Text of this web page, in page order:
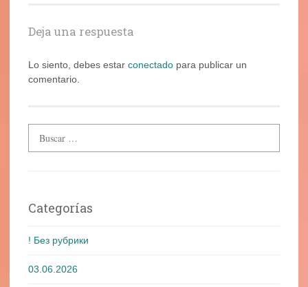
Deja una respuesta
Lo siento, debes estar conectado para publicar un
comentario.
Categorías
! Без рубрики
03.06.2026